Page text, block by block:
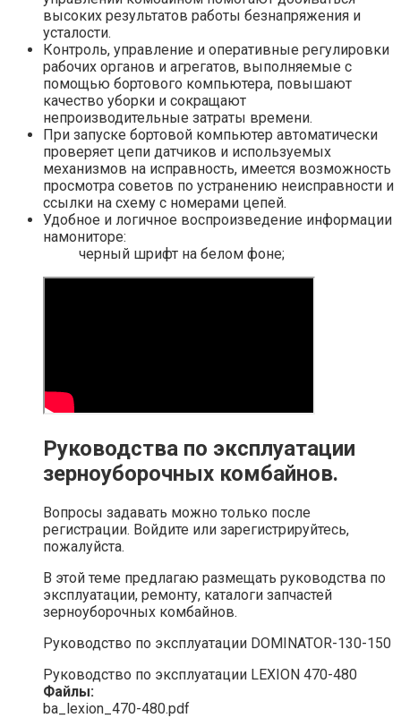
высоких результатов работы безнапряжения и
усталости.
Контроль, управление и оперативные регулировки
рабочих органов и агрегатов, выполняемые с
помощью бортового компьютера, повышают
качество уборки и сокращают
непроизводительные затраты времени.
При запуске бортовой компьютер автоматически
проверяет цепи датчиков и используемых
механизмов на исправность, имеется возможность
просмотра советов по устранению неисправности и
ссылки на схему с номерами цепей.
Удобное и логичное воспроизведение информации
намониторе:
черный шрифт на белом фоне;
Руководства по эксплуатации
зерноуборочных комбайнов.
Вопросы задавать можно только после
регистрации. Войдите или зарегистрируйтесь,
пожалуйста.
В этой теме предлагаю размещать руководства по
эксплуатации, ремонту, каталоги запчастей
зерноуборочных комбайнов.
Руководство по эксплуатации DOMINATOR-130-150
Руководство по эксплуатации LEXION 470-480
Файлы:
ba_lexion_470-480.pdf